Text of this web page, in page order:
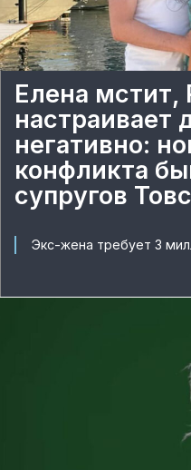
Елена мстит,
настраивает
негативно:
конфликта
супругов
Экс-жена требует 3